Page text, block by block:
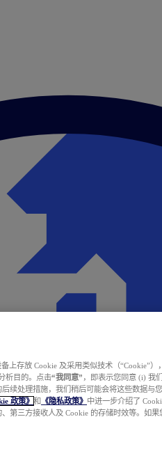
上存放 Cookie 及采用类似技术（“Cookie”
析目的。点击“我同意” ，即表示您同意 (i) 我
续处理措施，我们稍后可能会将这些数据与
政策》 和 《隐私政策》 中进一步介绍了
第三方接收人及 Cookie 的存储时效等。如